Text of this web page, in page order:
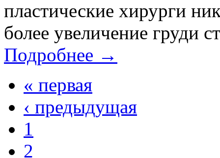
пластические хирурги
более увеличение груди
Подробнее →
« первая
‹ предыдущая
1
2